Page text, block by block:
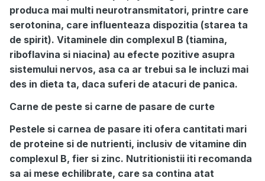
produca mai multi neurotransmitatori, printre care
serotonina, care influenteaza dispozitia (starea ta
de spirit). Vitaminele din complexul B (tiamina,
riboflavina si niacina) au efecte pozitive asupra
sistemului nervos, asa ca ar trebui sa le incluzi mai
des in dieta ta, daca suferi de atacuri de panica.
Carne de peste si carne de pasare de curte
Pestele si carnea de pasare iti ofera cantitati mari
de proteine si de nutrienti, inclusiv de vitamine din
complexul B, fier si zinc. Nutritionistii iti recomanda
sa ai mese echilibrate, care sa contina atat